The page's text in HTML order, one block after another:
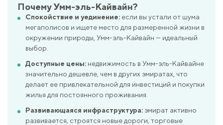
Почему Умм-эль-Кайвайн?
Спокойствие и уединение: если вы устали от шума
мегаполисов и ищете место для размеренной жизни в
окружении природы, Умм-эль-Кайвайн — идеальный
выбор.
Доступные цены: недвижимость в Умм-эль-Кайвайне
значительно дешевле, чем в других эмиратах, что
делает ее привлекательной для инвестиций и покупки
жилья для постоянного проживания.
Развивающаяся инфраструктура: эмират активно
развивается, строятся новые дороги, торговые